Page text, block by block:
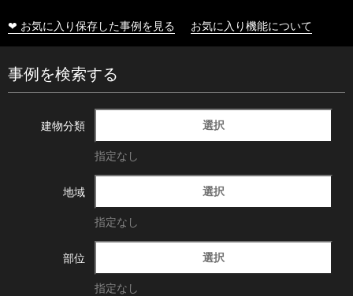
❤ お気に入り保存した事例を見る お気に入り機能について
事例を検索する
建物分類 選択
指定なし
地域 選択
指定なし
部位 選択
指定なし